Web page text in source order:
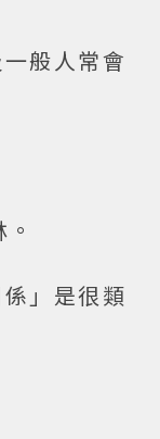
般人常會
」是很類